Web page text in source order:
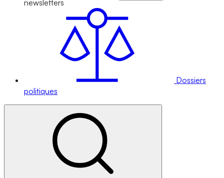
newsletters
Dossiers
politiques